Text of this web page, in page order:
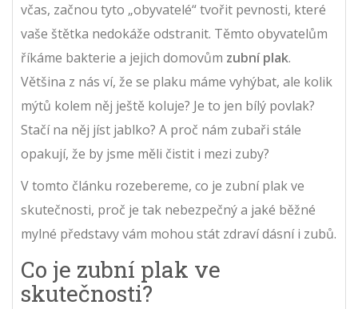
včas, začnou tyto „obyvatelé“ tvořit pevnosti, které
vaše štětka nedokáže odstranit. Těmto obyvatelům
říkáme bakterie a jejich domovům zubní plak.
Většina z nás ví, že se plaku máme vyhýbat, ale kolik
mýtů kolem něj ještě koluje? Je to jen bílý povlak?
Stačí na něj jíst jablko? A proč nám zubaři stále
opakují, že by jsme měli čistit i mezi zuby?
V tomto článku rozebereme, co je zubní plak ve
skutečnosti, proč je tak nebezpečný a jaké běžné
mylné představy vám mohou stát zdraví dásní i zubů.
Co je zubní plak ve
skutečnosti?